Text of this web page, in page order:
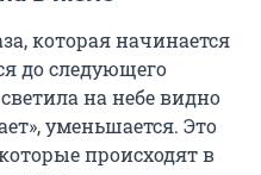
которая начинается
до следующего
на небе видно
уменьшается. Это
происходят в